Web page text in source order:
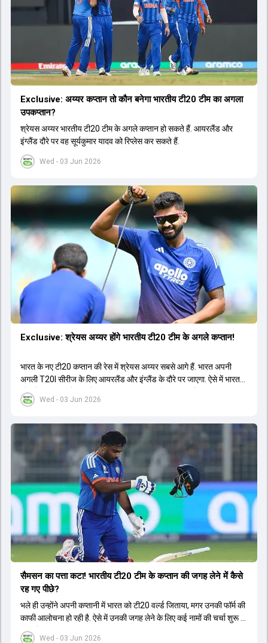
Wed - 03 Jun 2026
Exclusive: अय्यर कप्तान तो कौन बनेगा भारतीय टी20 टीम का अगला
उपकप्तान?
श्रेयस अय्यर भारतीय टी20 टीम के अगले कप्तान हो सकते हैं. आयरलैंड और
इंग्लैंड दौरे पर वह सूर्यकुमार यादव को रिप्लेस कर सकते हैं.
Wed - 03 Jun 2026
Exclusive: श्रेयस अय्यर होंगे भारतीय टी20 टीम के अगले कप्तान!
भारत के नए टी20 कप्तान की रेस में श्रेयस अय्यर सबसे आगे हैं. भारत अपनी
अगली T20I सीरीज के लिए आयरलैंड और इंग्लैंड के दौरे पर जाएगा. ऐसे में भारत
को श्रेयस अय्यर के रूप में एक नया T20I कप्तान मिल सकता है.
Wed - 03 Jun 2026
सैमसन का पत्ता कटा! भारतीय टी20 टीम के कप्तान की जगह लेने में कैसे
रह गए पीछे?
भले ही उन्होंने अपनी कप्तानी में भारत को टी20 वर्ल्ड जिताया, मगर उनकी फॉर्म की
काफी आलोचना हो रही है. ऐसे में उनकी जगह लेने के लिए कई नामों की चर्चा शुरू हो
चुकी है.